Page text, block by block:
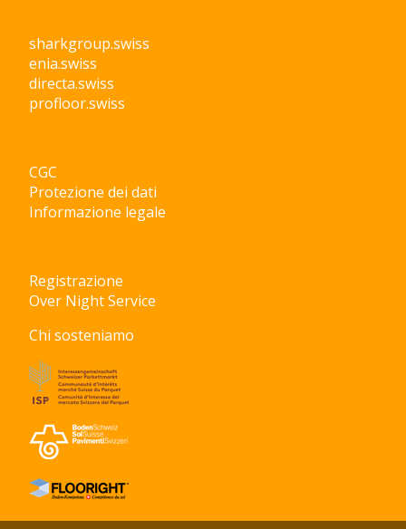
sharkgroup.swiss
enia.swiss
directa.swiss
profloor.swiss
CGC
Protezione dei dati
Informazione legale
Registrazione
Over Night Service
Chi sosteniamo